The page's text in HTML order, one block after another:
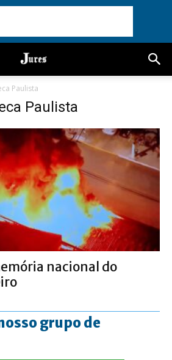
Paulista
Paulista
nacional do
grupo de